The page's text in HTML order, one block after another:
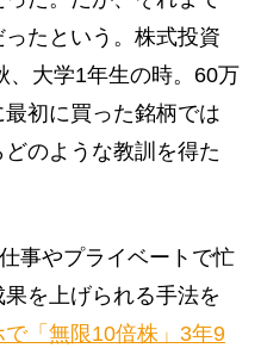
たという。株式投資
、大学1年生の時。60万
初に買った銘柄では
のような教訓を得た
事やプライベートで忙
を上げられる手法を
「無限10倍株」3年9